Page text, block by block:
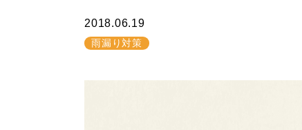
2018.06.19
雨漏り対策